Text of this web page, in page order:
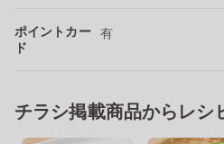
ポイントカー
ド
有
チラシ掲載商品からレシ